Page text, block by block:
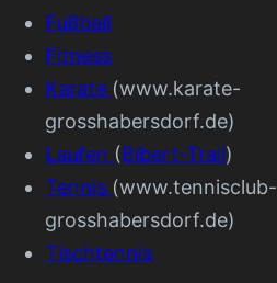
Fußball
Fitness
Karate (www.karate-
grosshabersdorf.de)
Laufen (Bibert-Trail)
Tennis (www.tennisclub-
grosshabersdorf.de)
Tischtennis